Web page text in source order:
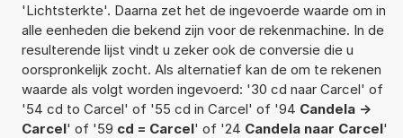
'Lichtsterkte'. Daarna zet het de ingevoerde waarde om in
alle eenheden die bekend zijn voor de rekenmachine. In de
resulterende lijst vindt u zeker ook de conversie die u
oorspronkelijk zocht. Als alternatief kan de om te rekenen
waarde als volgt worden ingevoerd: '30 cd naar Carcel' of
'54 cd to Carcel' of '55 cd in Carcel' of '94 Candela ->
Carcel' of '59 cd = Carcel' of '24 Candela naar Carcel'